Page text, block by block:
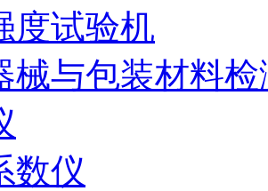
度试验机
械与包装材料检
数仪